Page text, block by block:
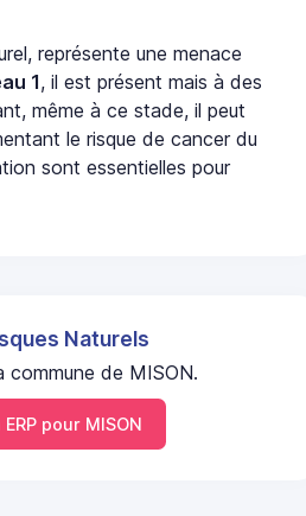
représente une menace
1, il est présent mais à des
même à ce stade, il peut
le risque de cancer du
sont essentielles pour
Naturels
commune de MISON.
pour MISON